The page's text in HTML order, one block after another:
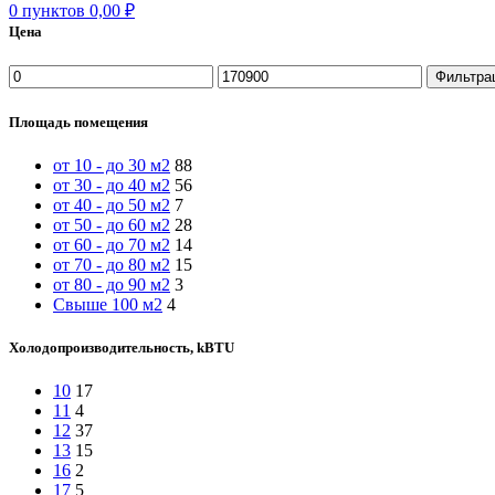
0 пунктов 0,00 ₽
Цена
Минимальная
цена
Максимальная
цена
Площадь помещения
от 10 - до 30 м2 88
от 30 - до 40 м2 56
от 40 - до 50 м2 7
от 50 - до 60 м2 28
от 60 - до 70 м2 14
от 70 - до 80 м2 15
от 80 - до 90 м2 3
Свыше 100 м2 4
Холодопроизводительность, kBTU
10 17
11 4
12 37
13 15
16 2
17 5